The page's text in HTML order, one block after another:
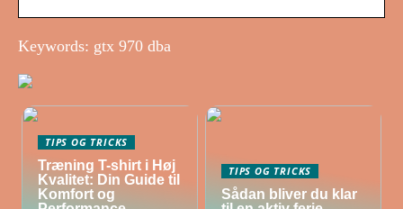
Keywords: gtx 970 dba
TIPS OG TRICKS
Træning T-shirt i Høj
Kvalitet: Din Guide til
Komfort og
TIPS OG TRICKS
Sådan bliver du klar